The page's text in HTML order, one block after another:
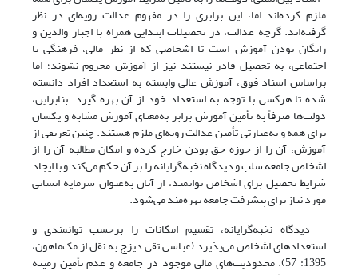
ملزم کرده‌اند اما، این برابری را در مفهوم عدالت رویه‌ای در نظر
گرفته‌اند. گرچه عدالت، در تحصیلات ابتدایی همراه با اجبار والدین و
رایگان بودن آموزش است تا اشخاصی که از نظر مالی، فرهنگی یا
اجتماعی، به تحصیل قادر نیستند نیز از آموزش محروم نشوند؛ اما
براساس اسناد فوق، آموزش‌ عالی وابسته به استعداد افراد دانسته
شده تا هرکسی با توجه به استعداد خود از آن بهره گیرد. بنابراین،
دولت‌ها صرفاً به تأمین آموزش برابر به‌معنای آموزش مشابه و یکسان
برای همه و به‌عبارتی تأمین عدالت رویه‌ای ملزم هستند. چنین تعریفی از
آموزش، آن را از حوزه‌ حق بودن خارج کرده و امکان مطالبه‌ آن را از
اشخاص جامعه سلب و دیدگاه نخبه‌گرایانه را بر آن حکم می‌کند و با ایجاد
شرایط تحصیل برای اشخاص توانمند، از آنان به‌عنوان سرمایه‌ انسانی
مورد نیاز برای پیشرفت جامعه بهره‌مند می‌شود.
دیدگاه نخبه‌گرایانه، تقسیم امکانات را برحسب توانمندی و
استعدادهای اشخاص می‌پذیرد (عباسی تقی دیزج به نقل از مک‌ماهون،
1395: 57). محدودیت‌های مالی موجود در جامعه و عدم تأمین زمینه‌